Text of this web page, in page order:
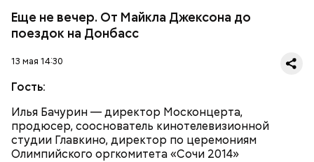
Еще не вечер. От Майкла Джексона до
поездок на Донбасс
13 мая 14:30
Гость:
Илья Бачурин — директор Москонцерта,
продюсер, сооснователь кинотелевизионной
студии Главкино, директор по церемониям
Олимпийского оргкомитета «Сочи 2014»